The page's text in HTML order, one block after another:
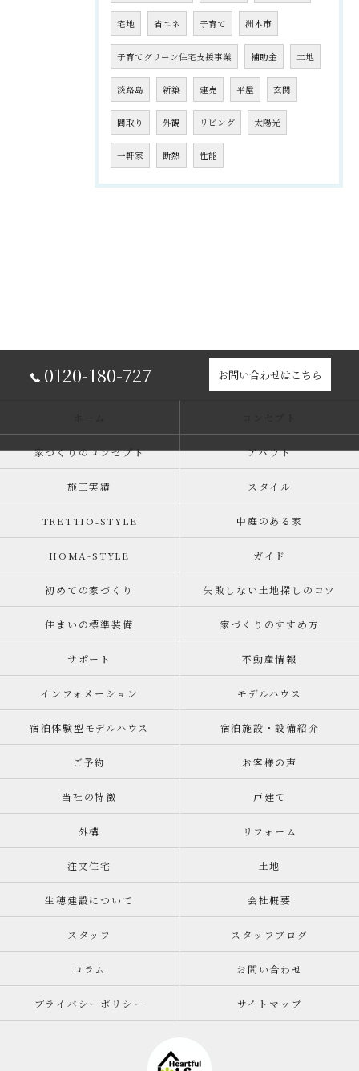
宅地 省エネ 子育て 洲本市
子育てグリーン住宅支援事業 補助金 土地
淡路島 新築 建売 平屋 玄関
間取り 外観 リビング 太陽光
一軒家 断熱 性能
0120-180-727 お問い合わせはこちら
家づくりのコンセプト アバウト
施工実績 スタイル
TRETTIO₋STYLE 中庭のある家
HOMA-STYLE ガイド
初めての家づくり 失敗しない土地探しのコツ
住まいの標準装備 家づくりのすすめ方
サポート 不動産情報
インフォメーション モデルハウス
宿泊体験型モデルハウス 宿泊施設・設備紹介
ご予約 お客様の声
当社の特徴 戸建て
外構 リフォーム
注文住宅 土地
生穂建設について 会社概要
スタッフ スタッフブログ
コラム お問い合わせ
プライバシーポリシー サイトマップ